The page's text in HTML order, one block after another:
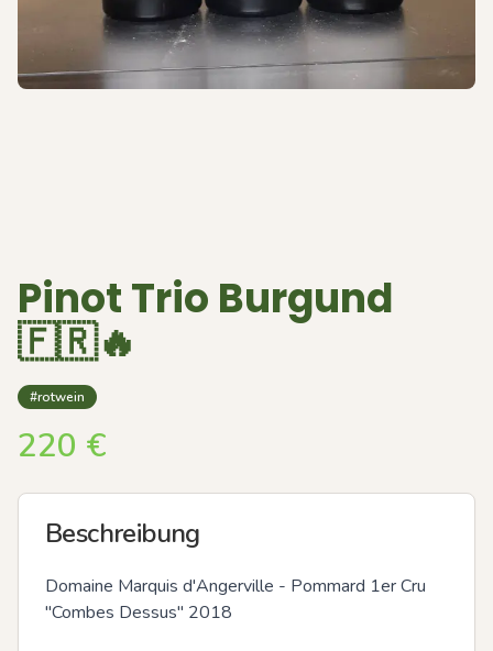
Pinot Trio Burgund
🇫🇷🔥
#rotwein
220 €
Beschreibung
Domaine Marquis d'Angerville - Pommard 1er Cru
"Combes Dessus" 2018